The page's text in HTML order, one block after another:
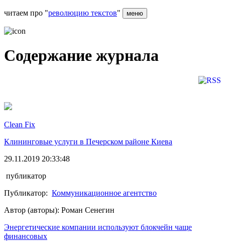
читаем про "революцию текстов" меню
Содержание журнала
Clean Fix
Клининговые услуги в Печерском районе Киева
29.11.2019 20:33:48
публикатор
Публикатор: Коммуникационное агентство
Автор (авторы): Роман Сенегин
Энергетические компании используют блокчейн чаще
финансовых